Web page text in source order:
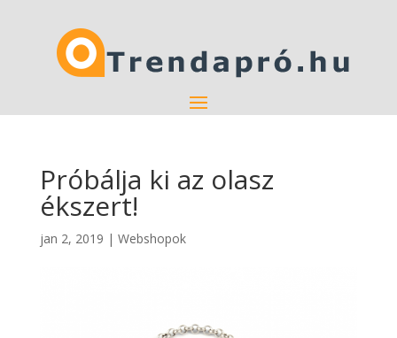
Próbálja ki az olasz
ékszert!
jan 2, 2019 | Webshopok